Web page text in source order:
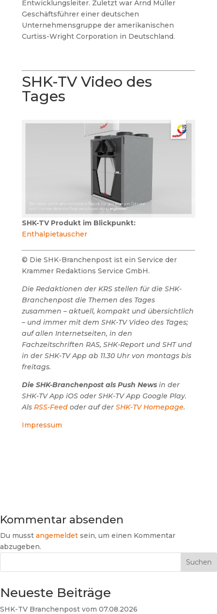
Entwicklungsleiter. Zuletzt war Arnd Müller
Geschäftsführer einer deutschen
Unternehmensgruppe der amerikanischen
Curtiss-Wright Corporation in Deutschland.
SHK-TV Video des
Tages
SHK-TV Produkt im Blickpunkt:
Enthalpietauscher
© Die SHK-Branchenpost ist ein Service der
Krammer Redaktions Service GmbH.
Die Redaktionen der KRS stellen für die SHK-
Branchenpost die Themen des Tages
zusammen – aktuell, kompakt und übersichtlich
– und immer mit dem SHK-TV Video des Tages;
auf allen Internetseiten, in den
Fachzeitschriften RAS, SHK-Report und SHT und
in der SHK-TV App ab 11.30 Uhr von montags bis
freitags.
Die SHK-Branchenpost als Push Newsin der
SHK-TV App iOS oder SHK-TV App Google Play.
Als RSS-Feedoder auf der SHK-TV Homepage.
Impressum
Kommentar absenden
Du musst angemeldet sein, um einen Kommentar
abzugeben.
Suchen
Neueste Beiträge
SHK-TV Branchenpost vom 07.08.2026